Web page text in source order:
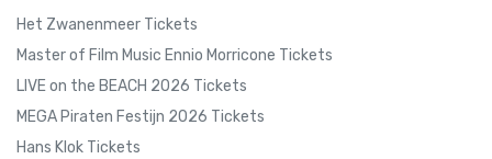
Het Zwanenmeer Tickets
Master of Film Music Ennio Morricone Tickets
LIVE on the BEACH 2026 Tickets
MEGA Piraten Festijn 2026 Tickets
Hans Klok Tickets